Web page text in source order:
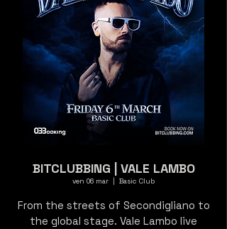
BITCLUBBING | VALE LAMBO
ven 06 mar
  |
Basic Club
From the streets of Secondigliano to
the global stage. Vale Lambo live